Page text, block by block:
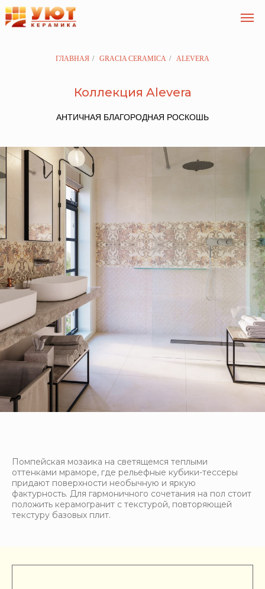
ГЛАВНАЯ / GRACIA CERAMICA / ALEVERA
Коллекция Alevera
АНТИЧНАЯ БЛАГОРОДНАЯ РОСКОШЬ
Помпейская мозаика на светящемся теплыми
оттенками мраморе, где рельефные кубики-тессеры
придают поверхности необычную и яркую
фактурность. Для гармоничного сочетания на пол стоит
положить керамогранит с текстурой, повторяющей
текстуру базовых плит.